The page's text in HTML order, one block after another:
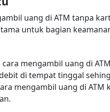
uang di ATM tanpa
untuk bagian
mengambil uang di
di tempat tinggal
mengambil uang di ATM